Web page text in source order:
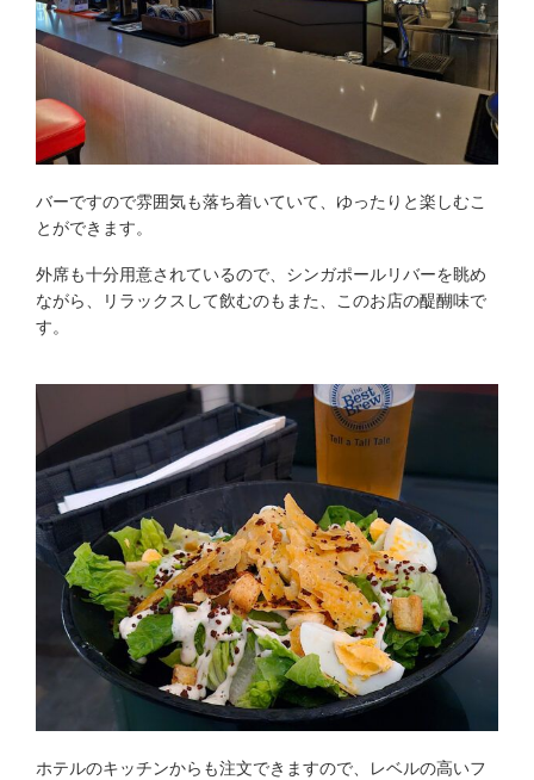
バーですので雰囲気も落ち着いていて、ゆったりと楽しむこ
とができます。
外席も十分用意されているので、シンガポールリバーを眺め
ながら、リラックスして飲むのもまた、このお店の醍醐味で
す。
ホテルのキッチンからも注文できますので、レベルの高いフ